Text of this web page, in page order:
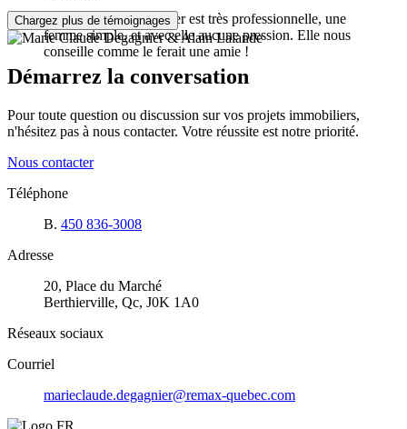
Marie Claude Degagnier est très professionnelle, une
femme simple, et avec elle aucune pression. Elle nous
conseille comme le ferait une amie !
Chargez plus de témoignages
Démarrez la conversation
Pour toute question ou discussion sur vos projets immobiliers,
n'hésitez pas à nous contacter. Votre réussite est notre priorité.
Nous contacter
Téléphone
B. 450 836-3008
Adresse
20, Place du Marché
Berthierville, Qc, J0K 1A0
Réseaux sociaux
Courriel
marieclaude.degagnier@remax-quebec.com